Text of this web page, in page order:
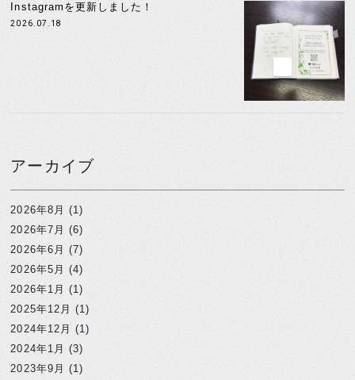
Instagramを更新しました！
2026.07.18
アーカイブ
2026年8月 (1)
2026年7月 (6)
2026年6月 (7)
2026年5月 (4)
2026年1月 (1)
2025年12月 (1)
2024年12月 (1)
2024年1月 (3)
2023年9月 (1)